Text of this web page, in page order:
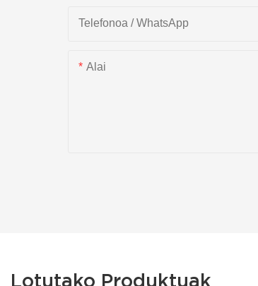
Telefonoa / WhatsApp
Alai
Lotutako Produktuak